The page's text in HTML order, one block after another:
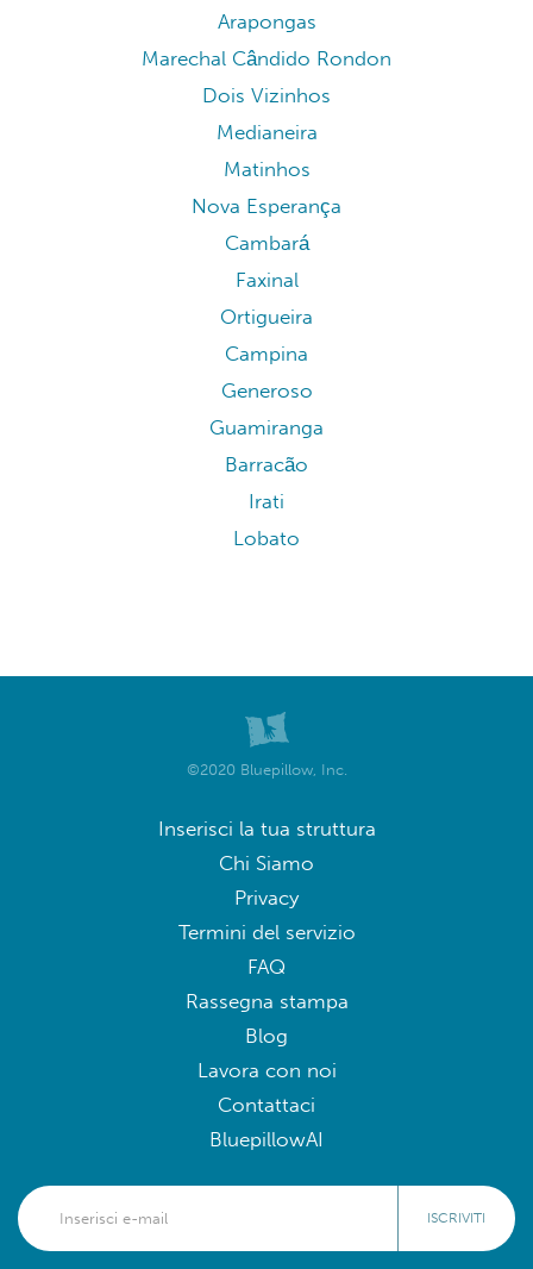
Arapongas
Marechal Cândido Rondon
Dois Vizinhos
Medianeira
Matinhos
Nova Esperança
Cambará
Faxinal
Ortigueira
Campina
Generoso
Guamiranga
Barracão
Irati
Lobato
©2020 Bluepillow, Inc.
Inserisci la tua struttura
Chi Siamo
Privacy
Termini del servizio
FAQ
Rassegna stampa
Blog
Lavora con noi
Contattaci
BluepillowAI
ISCRIVITI